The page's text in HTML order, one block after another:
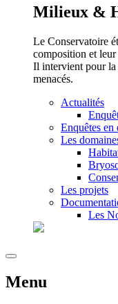
Milieux &
Le Conservatoire
composition et leur
Il intervient pour la
menacés.
Actualités
Enquêtes en
Les
Les projets
Les
Menu